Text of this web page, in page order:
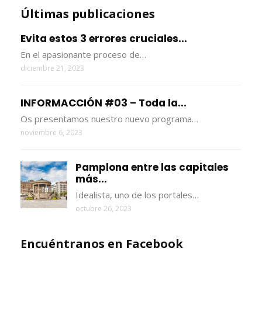
Últimas publicaciones
Evita estos 3 errores cruciales...
En el apasionante proceso de…
diciembre 21, 2023
INFORMACCIÓN #03 – Toda la...
Os presentamos nuestro nuevo programa…
noviembre 6, 2023
Pamplona entre las capitales
más...
Idealista, uno de los portales…
octubre 26, 2023
Encuéntranos en Facebook